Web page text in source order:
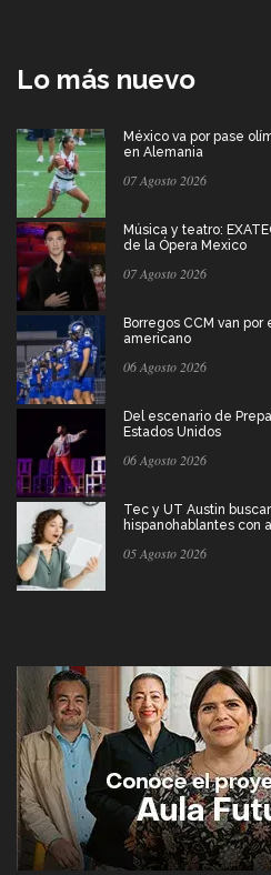
Lo más nuevo
México va por pase
en Alemania
07 Agosto 2026
Música y teatro:
de la Ópera Mexico
07 Agosto 2026
Borregos CCM van
americano
06 Agosto 2026
Del escenario de
Estados Unidos
06 Agosto 2026
Tec y UT Austin
hispanohablantes con
05 Agosto 2026